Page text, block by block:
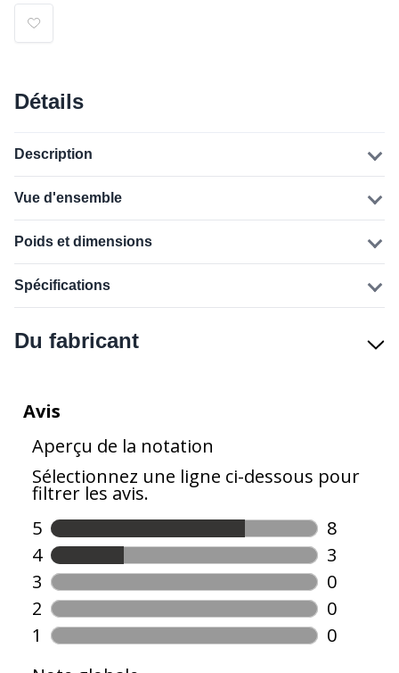
Détails
Description
Vue d'ensemble
Poids et dimensions
Spécifications
Du fabricant